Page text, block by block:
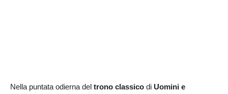
Nella puntata odierna del trono classico di Uomini e